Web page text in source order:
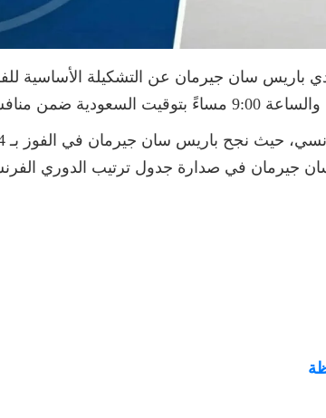
باريس سان جيرمان عن التشكيلة الأساسية